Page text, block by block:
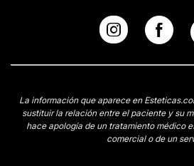
La información que aparece en
sustituir la relación entre el paciente y su
hace apología de un tratamiento médico
comercial o de un